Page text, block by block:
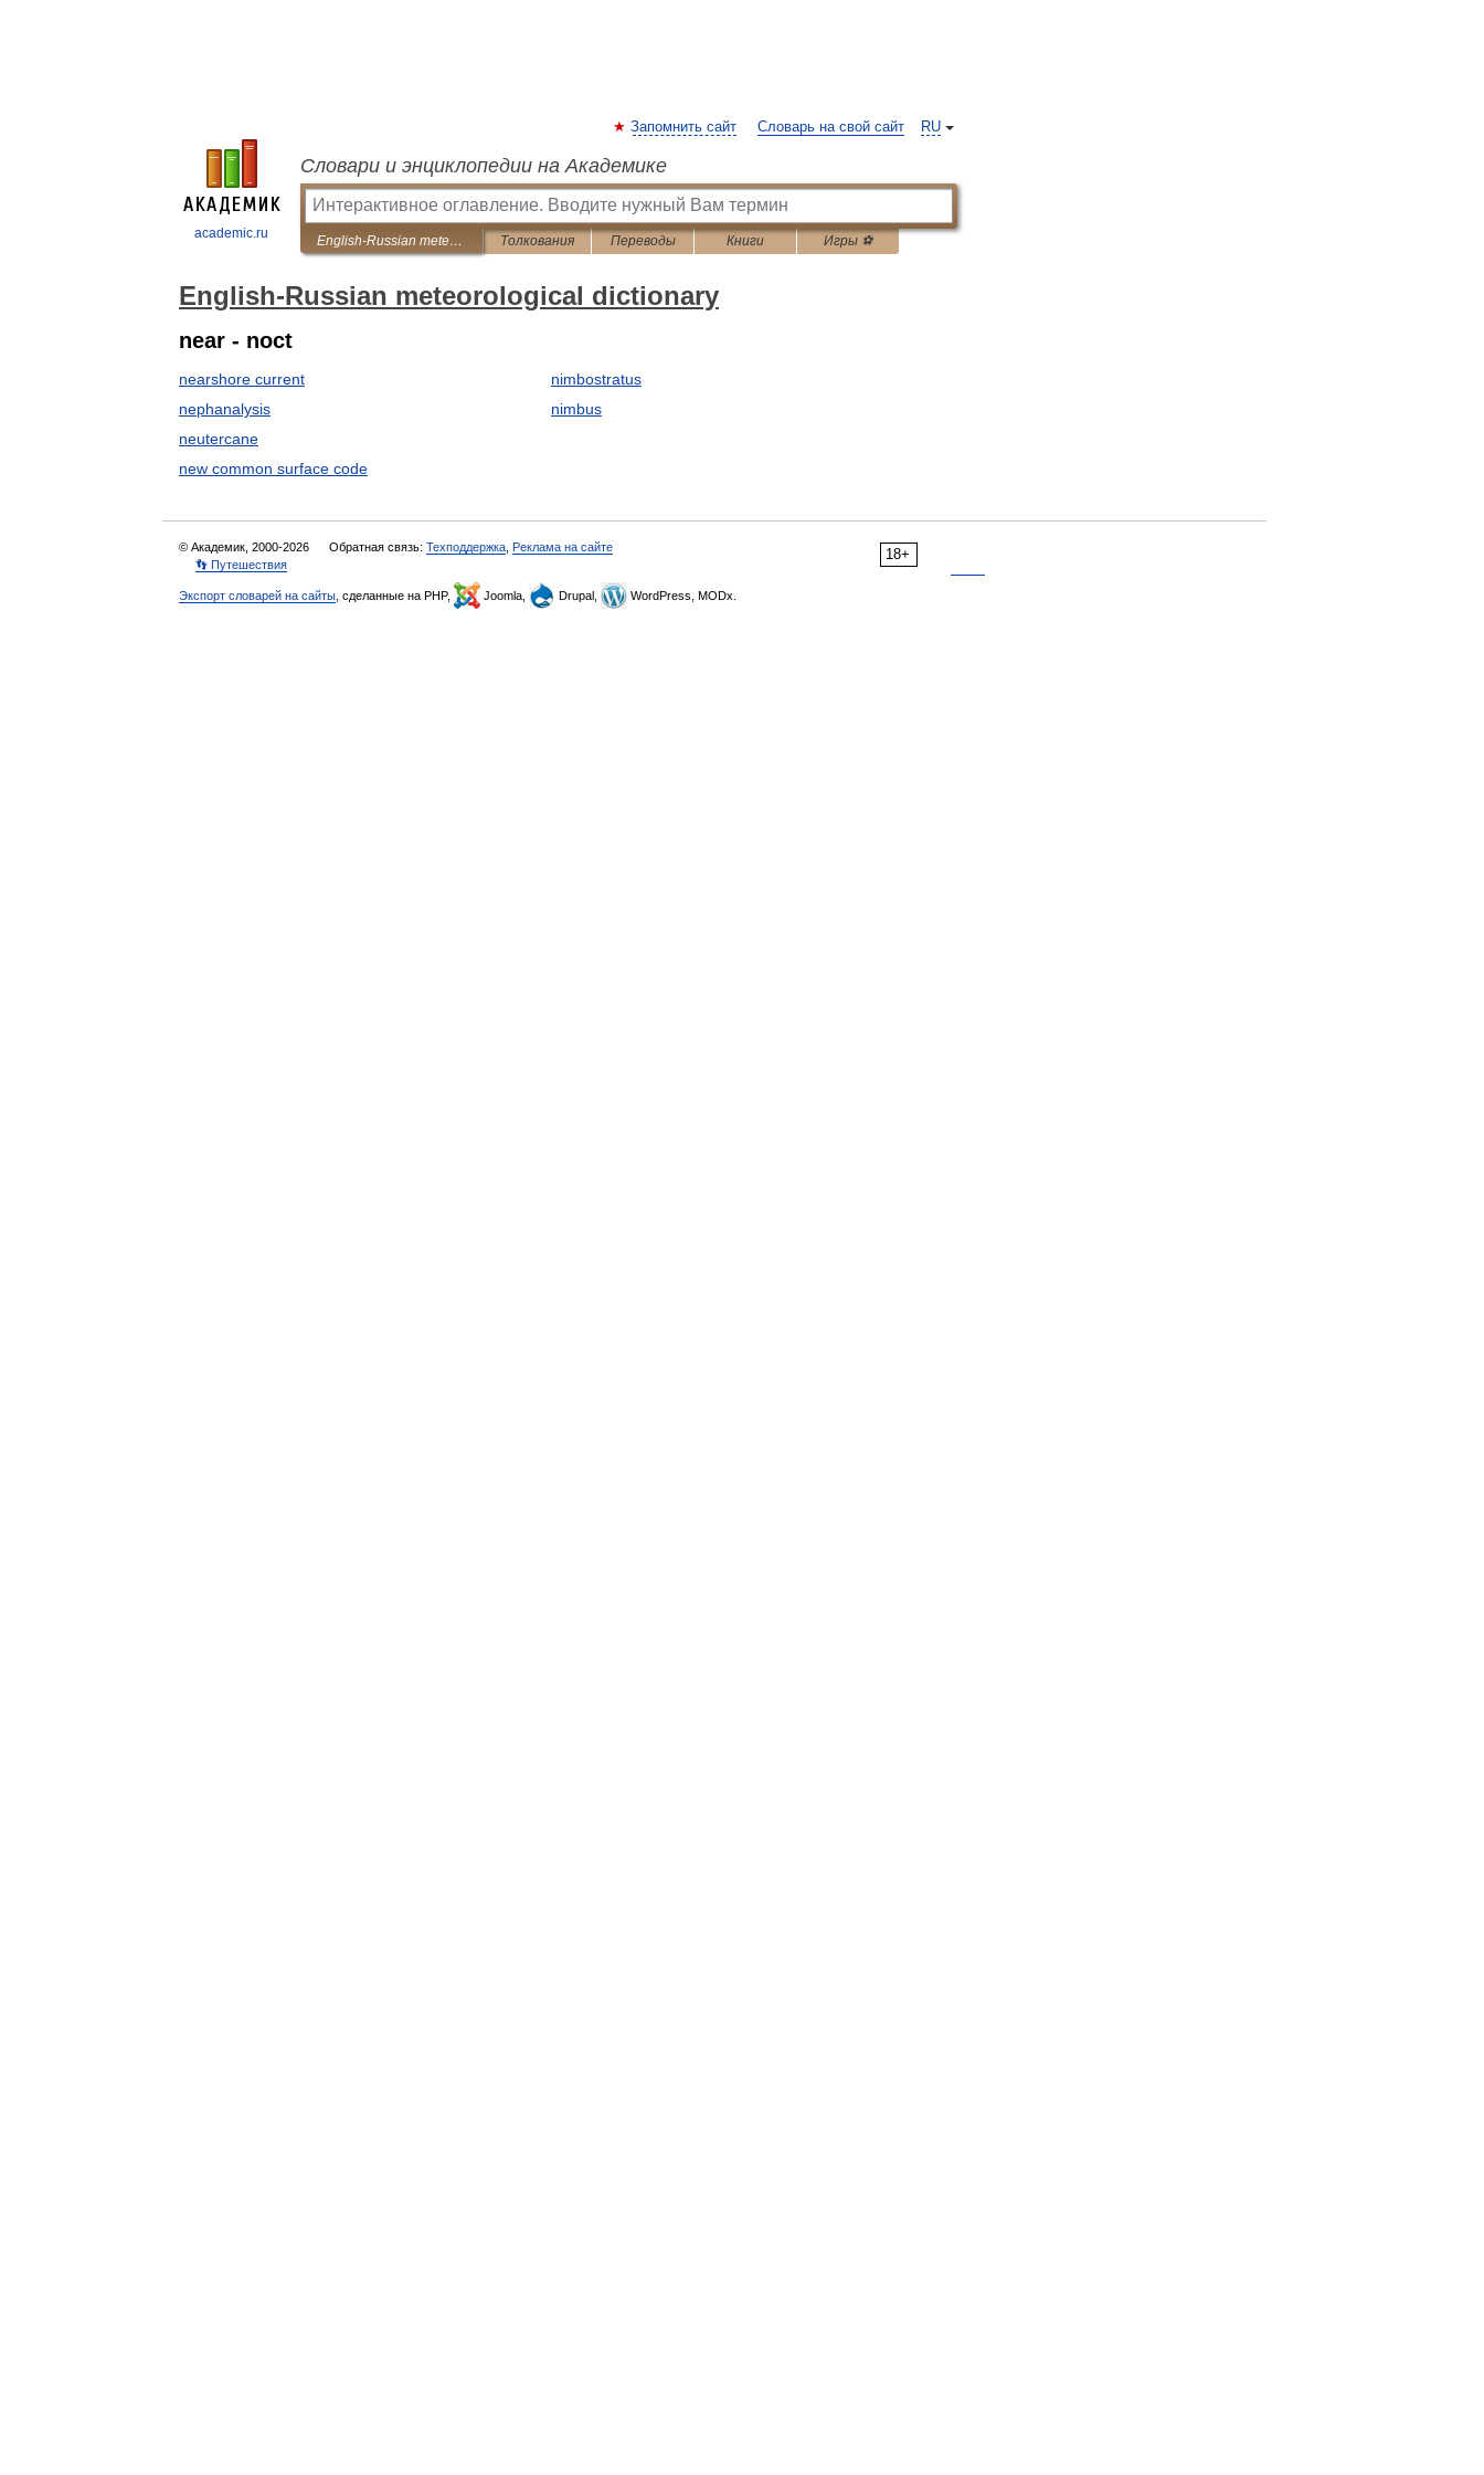
academic.ru
RU
Запомнить сайт Словарь на свой сайт
Словари и энциклопедии на Академике
English-Russian meteorological dictionary Толкования Переводы Книги Игры ⚽
English-Russian meteorological dictionary
near - noct
nearshore current
nephanalysis
neutercane
new common surface code
nimbostratus
nimbus
18+
© Академик, 2000-2026 Обратная связь: Техподдержка Реклама на сайте
👣 Путешествия
Экспорт словарей на сайты , сделанные на PHP, Joomla, Drupal, WordPress, MODx.